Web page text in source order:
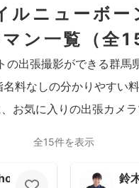
ルニューボ
ン一覧
（全
出張撮影ができる群馬
料なしの分かりやすい料
お気に入りの出張カメ
全15件を表示
） 鈴